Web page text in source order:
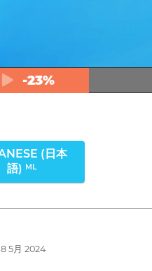
-23%
(日本
語) ML
5月 2024